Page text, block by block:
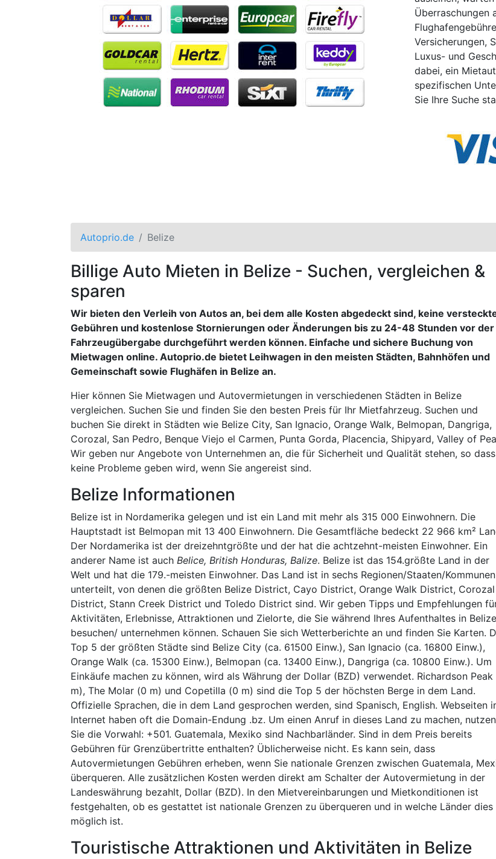
Überraschungen
Versicherungen,
Luxus- und
dabei, ein
spezifischen
Sie Ihre Suche
Autoprio.de Belize
Billige Auto Mieten in Belize - Suchen, vergleichen &
sparen
Wir bieten den Verleih von Autos an, bei dem alle Kosten abgedeckt sind, keine
Gebühren und kostenlose Stornierungen oder Änderungen bis zu 24-48 Stunden vor der
Fahrzeugübergabe durchgeführt werden können. Einfache und sichere Buchung von
Mietwagen online. Autoprio.de bietet Leihwagen in den meisten Städten, Bahnhöfen und
Gemeinschaft sowie Flughäfen in Belize an.
Hier können Sie Mietwagen und Autovermietungen in verschiedenen Städten in Belize
vergleichen. Suchen Sie und finden Sie den besten Preis für Ihr Mietfahrzeug. Suchen und
buchen Sie direkt in Städten wie Belize City, San Ignacio, Orange Walk, Belmopan, Dangriga,
Corozal, San Pedro, Benque Viejo el Carmen, Punta Gorda, Placencia, Shipyard, Valley of
Wir geben nur Angebote von Unternehmen an, die für Sicherheit und Qualität stehen, so
keine Probleme geben wird, wenn Sie angereist sind.
Belize Informationen
Belize ist in Nordamerika gelegen und ist ein Land mit mehr als 315 000 Einwohnern. Die
Hauptstadt ist Belmopan mit 13 400 Einwohnern. Die Gesamtfläche bedeckt 22 966 km²
Der Nordamerika ist der dreizehntgrößte und der hat die achtzehnt-meisten Einwohner. Ein
anderer Name ist auch Belice, British Honduras, Balize. Belize ist das 154.größte Land in der
Welt und hat die 179.-meisten Einwohner. Das Land ist in sechs Regionen/Staaten/Kommunen
unterteilt, von denen die größten Belize District, Cayo District, Orange Walk District, Corozal
District, Stann Creek District und Toledo District sind. Wir geben Tipps und Empfehlungen
Aktivitäten, Erlebnisse, Attraktionen und Zielorte, die Sie während Ihres Aufenthaltes in Belize
besuchen/ unternehmen können. Schauen Sie sich Wetterberichte an und finden Sie Karten.
Top 5 der größten Städte sind Belize City (ca. 61500 Einw.), San Ignacio (ca. 16800 Einw.),
Orange Walk (ca. 15300 Einw.), Belmopan (ca. 13400 Einw.), Dangriga (ca. 10800 Einw.). Um
Einkäufe machen zu können, wird als Währung der Dollar (BZD) verwendet. Richardson Peak
m), The Molar (0 m) und Copetilla (0 m) sind die Top 5 der höchsten Berge in dem Land.
Offizielle Sprachen, die in dem Land gesprochen werden, sind Spanisch, English. Webseiten
Internet haben oft die Domain-Endung .bz. Um einen Anruf in dieses Land zu machen, nutzen
Sie die Vorwahl: +501. Guatemala, Mexiko sind Nachbarländer. Sind in dem Preis bereits
Gebühren für Grenzübertritte enthalten? Üblicherweise nicht. Es kann sein, dass
Autovermietungen Gebühren erheben, wenn Sie nationale Grenzen zwischen Guatemala,
überqueren. Alle zusätzlichen Kosten werden direkt am Schalter der Autovermietung in der
Landeswährung bezahlt, Dollar (BZD). In den Mietvereinbarungen und Mietkonditionen ist
festgehalten, ob es gestattet ist nationale Grenzen zu überqueren und in welche Länder dies
möglich ist.
Touristische Attraktionen und Aktivitäten in Belize